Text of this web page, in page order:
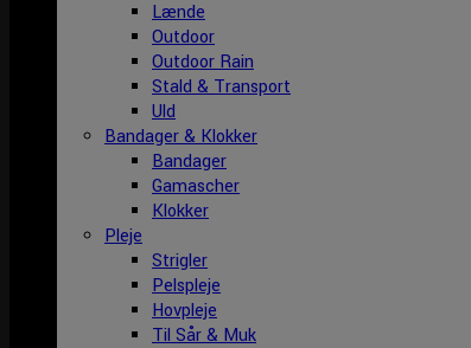
Lænde
Outdoor
Outdoor Rain
Stald & Transport
Uld
Bandager & Klokker
Bandager
Gamascher
Klokker
Pleje
Strigler
Pelspleje
Hovpleje
Til Sår & Muk